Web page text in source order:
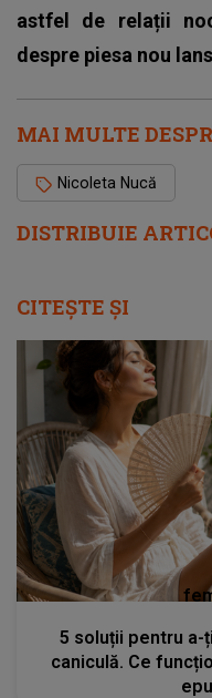
DISTRIBUIE
astfel de relații
despre piesa nou
MAI MULTE
Nicoleta Nucă
CITEȘTE ȘI
5 soluții pentru a-
caniculă. Ce